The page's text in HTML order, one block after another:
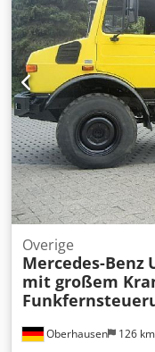
tussentijdse verkoop
Oberhausen 126 km
Overige
Mercedes-Benz
mit großem